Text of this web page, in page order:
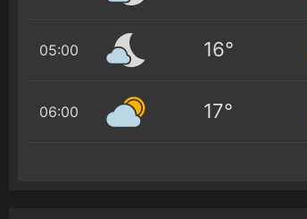
05:00 16°
06:00 17°